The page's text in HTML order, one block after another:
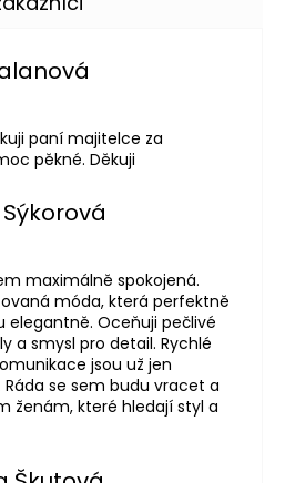
obchodu je 5 z 5 hvězdiček.
paní majitelce za
pěkné. Děkuji
obchodu je 5 z 5 hvězdiček.
maximálně spokojená.
móda, která perfektně
elegantně. Oceňuji pečlivé
a smysl pro detail. Rychlé
jsou už jen
se sem budu vracet a
ženám, které hledají styl a